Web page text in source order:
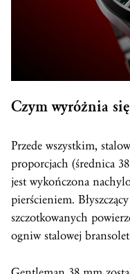
Czym wyróżnia
Przede wszystkim,
proporcjach (średnica
jest wykończona
pierścieniem.
szczotkowanych
ogniw stalowej